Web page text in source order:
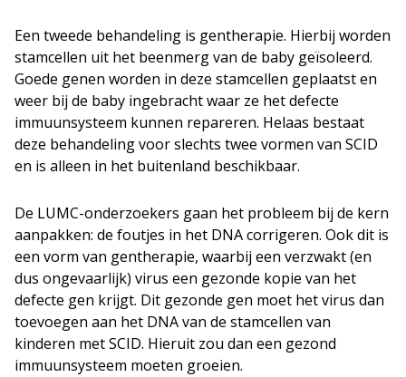
Een tweede behandeling is gentherapie. Hierbij worden
stamcellen uit het beenmerg van de baby geïsoleerd.
Goede genen worden in deze stamcellen geplaatst en
weer bij de baby ingebracht waar ze het defecte
immuunsysteem kunnen repareren. Helaas bestaat
deze behandeling voor slechts twee vormen van SCID
en is alleen in het buitenland beschikbaar.
De LUMC-onderzoekers gaan het probleem bij de kern
aanpakken: de foutjes in het DNA corrigeren. Ook dit is
een vorm van gentherapie, waarbij een verzwakt (en
dus ongevaarlijk) virus een gezonde kopie van het
defecte gen krijgt. Dit gezonde gen moet het virus dan
toevoegen aan het DNA van de stamcellen van
kinderen met SCID. Hieruit zou dan een gezond
immuunsysteem moeten groeien.